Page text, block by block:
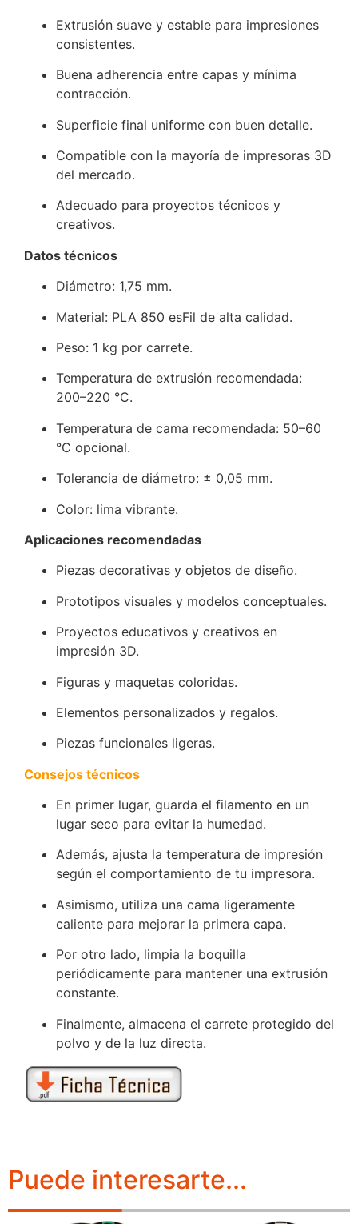
Extrusión suave y estable para impresiones
consistentes.
Buena adherencia entre capas y mínima
contracción.
Superficie final uniforme con buen detalle.
Compatible con la mayoría de impresoras 3D
del mercado.
Adecuado para proyectos técnicos y
creativos.
Datos técnicos
Diámetro: 1,75 mm.
Material: PLA 850 esFil de alta calidad.
Peso: 1 kg por carrete.
Temperatura de extrusión recomendada:
200–220 °C.
Temperatura de cama recomendada: 50–60
°C opcional.
Tolerancia de diámetro: ± 0,05 mm.
Color: lima vibrante.
Aplicaciones recomendadas
Piezas decorativas y objetos de diseño.
Prototipos visuales y modelos conceptuales.
Proyectos educativos y creativos en
impresión 3D.
Figuras y maquetas coloridas.
Elementos personalizados y regalos.
Piezas funcionales ligeras.
Consejos técnicos
En primer lugar, guarda el filamento en un
lugar seco para evitar la humedad.
Además, ajusta la temperatura de impresión
según el comportamiento de tu impresora.
Asimismo, utiliza una cama ligeramente
caliente para mejorar la primera capa.
Por otro lado, limpia la boquilla
periódicamente para mantener una extrusión
constante.
Finalmente, almacena el carrete protegido del
polvo y de la luz directa.
Puede interesarte...